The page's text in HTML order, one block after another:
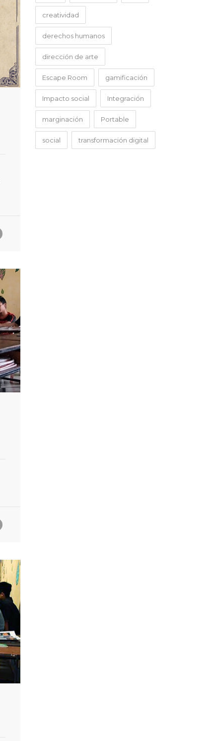
creatividad
derechos humanos
dirección de arte
Escape Room gamificación
Impacto social Integración
marginación Portable
social transformación digital